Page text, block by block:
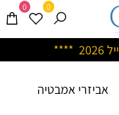
ייל 2026 ****
0 0
אביזרי אמבטיה